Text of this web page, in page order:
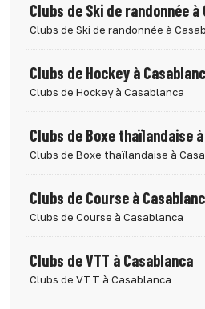
Clubs de Ski de randonnée à
Clubs de Ski de randonnée à
Clubs de Hockey à
Clubs de Hockey à Casablanca
Clubs de Boxe thaïlandaise
Clubs de Boxe thaïlandaise à
Clubs de Course à
Clubs de Course à Casablanca
Clubs de VTT à Casablanca
Clubs de VTT à Casablanca